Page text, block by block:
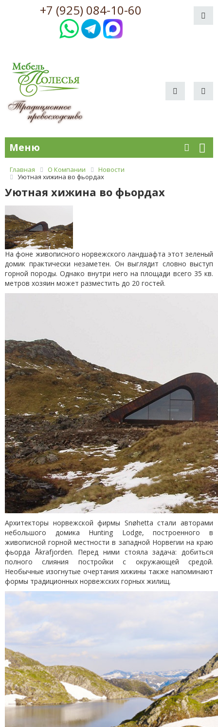
+7 (925) 084-10-60
Меню
Главная О Компании
Новости
Уютная хижина во фьордах
Уютная хижина во фьордах
На фоне живописного норвежского ландшафта этот зеленый
домик практически незаметен. Он выглядит словно выступ
горной породы. Однако внутри него на площади всего 35 кв.
метров хозяин может разместить до 20 гостей.
Архитекторы норвежской фирмы Snøhetta стали авторами
небольшого домика Hunting Lodge, построенного в
живописной горной местности в западной Норвегии на краю
фьорда Åkrafjorden. Перед ними стояла задача: добиться
полного слияния постройки с окружающей средой.
Необычные изогнутые очертания хижины также напоминают
формы традиционных норвежских горных жилищ.